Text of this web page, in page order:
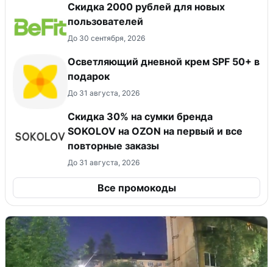
​Скидка 2000 рублей для новых
пользователей
До 30 сентября, 2026
Осветляющий дневной крем SPF 50+ в
подарок
До 31 августа, 2026
Скидка 30% на сумки бренда
SOKOLOV на OZON на первый и все
повторные заказы
До 31 августа, 2026
Все промокоды